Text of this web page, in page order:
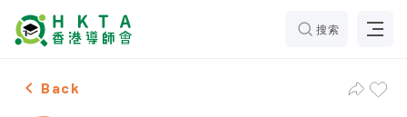
搜索
Female Form 3,English，Shau Kei Wan Tuition
Back